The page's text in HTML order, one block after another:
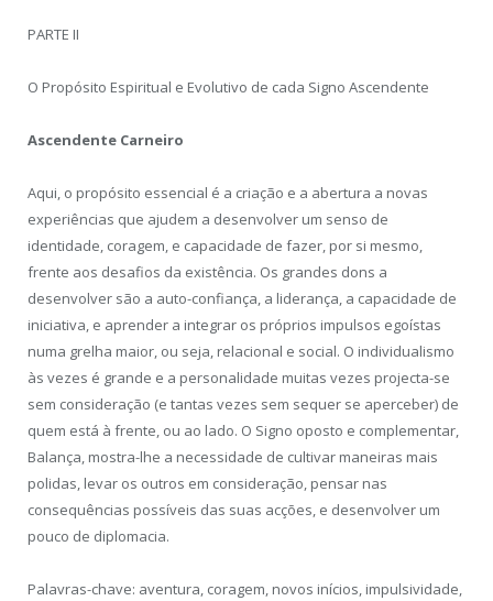
PARTE II
O Propósito Espiritual e Evolutivo de cada Signo Ascendente
Ascendente Carneiro
Aqui, o propósito essencial é a criação e a abertura a novas
experiências que ajudem a desenvolver um senso de
identidade, coragem, e capacidade de fazer, por si mesmo,
frente aos desafios da existência. Os grandes dons a
desenvolver são a auto-confiança, a liderança, a capacidade de
iniciativa, e aprender a integrar os próprios impulsos egoístas
numa grelha maior, ou seja, relacional e social. O individualismo
às vezes é grande e a personalidade muitas vezes projecta-se
sem consideração (e tantas vezes sem sequer se aperceber) de
quem está à frente, ou ao lado. O Signo oposto e complementar,
Balança, mostra-lhe a necessidade de cultivar maneiras mais
polidas, levar os outros em consideração, pensar nas
consequências possíveis das suas acções, e desenvolver um
pouco de diplomacia.
Palavras-chave: aventura, coragem, novos inícios, impulsividade,